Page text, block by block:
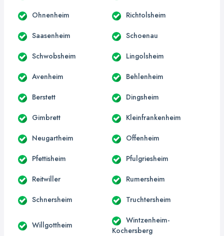
Ohnenheim Richtolsheim
Saasenheim Schoenau
Schwobsheim Lingolsheim
Avenheim Behlenheim
Berstett Dingsheim
Gimbrett Kleinfrankenheim
Neugartheim Offenheim
Pfettisheim Pfulgriesheim
Reitwiller Rumersheim
Schnersheim Truchtersheim
Willgottheim
Wintzenheim-
Kochersberg